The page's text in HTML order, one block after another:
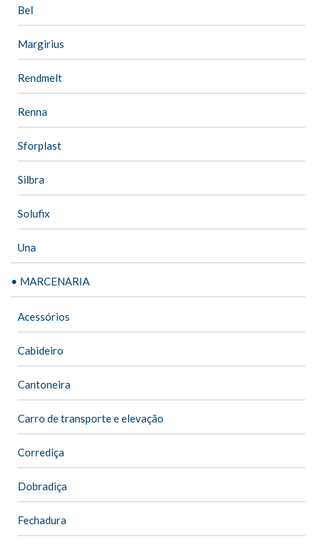
Bel
Margirius
Rendmelt
Renna
Sforplast
Silbra
Solufix
Una
• MARCENARIA
Acessórios
Cabideiro
Cantoneira
Carro de transporte e elevação
Corrediça
Dobradiça
Fechadura